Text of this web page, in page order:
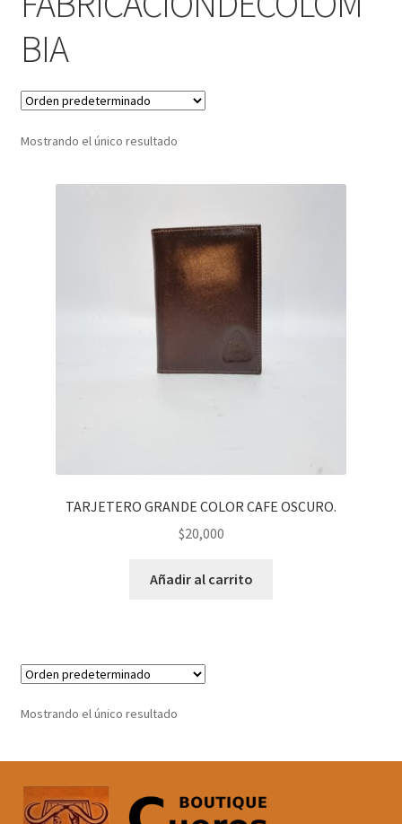
Infantil
Pisabilletes
sombreros
BIA
Mostrando el único resultado
TARJETERO GRANDE COLOR CAFE OSCURO.
$20,000
Añadir al carrito
Mostrando el único resultado